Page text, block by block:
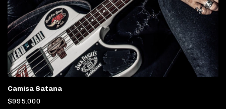
Camisa Satana
$995.000